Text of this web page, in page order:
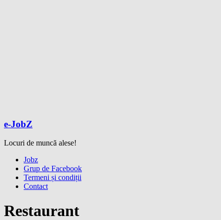
e-JobZ
Locuri de muncă alese!
Meniu Jobz
Grup de Facebook
Termeni și condiții
Contact
Restaurant